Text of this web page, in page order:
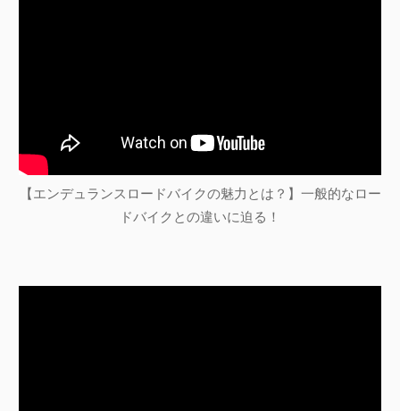
【エンデュランスロードバイクの魅力とは？】一般的なロー
ドバイクとの違いに迫る！